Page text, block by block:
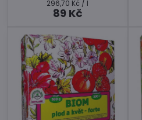
89 Kč
296,70 Kč / l